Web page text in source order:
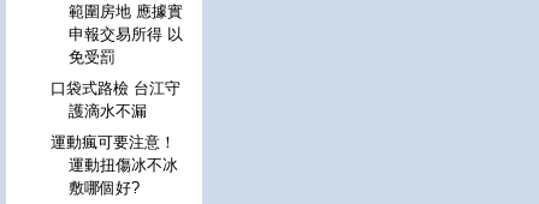
範圍房地 應據實
申報交易所得 以
免受罰
口袋式路檢 台江守
護滴水不漏
運動瘋可要注意！
運動扭傷冰不冰
敷哪個好?